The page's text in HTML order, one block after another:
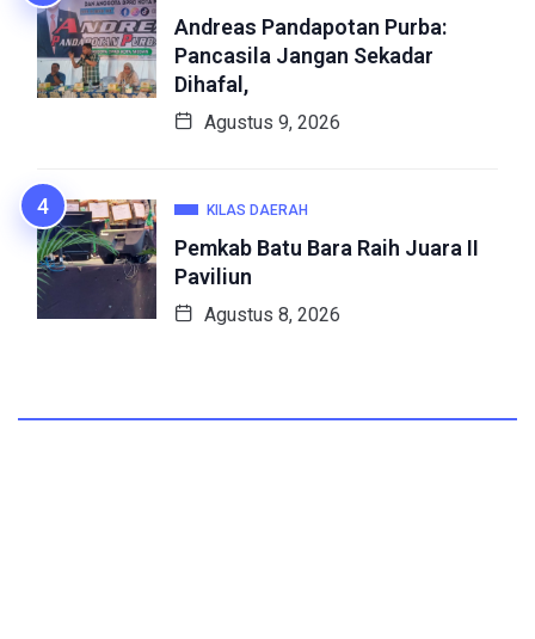
Andreas Pandapotan Purba:
Pancasila Jangan Sekadar
Dihafal,
Agustus 9, 2026
KILAS DAERAH
Pemkab Batu Bara Raih Juara II
Paviliun
Agustus 8, 2026